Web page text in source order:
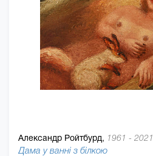
Александр Ройтбурд, 1961 - 2021
Дама у ванні з білкою